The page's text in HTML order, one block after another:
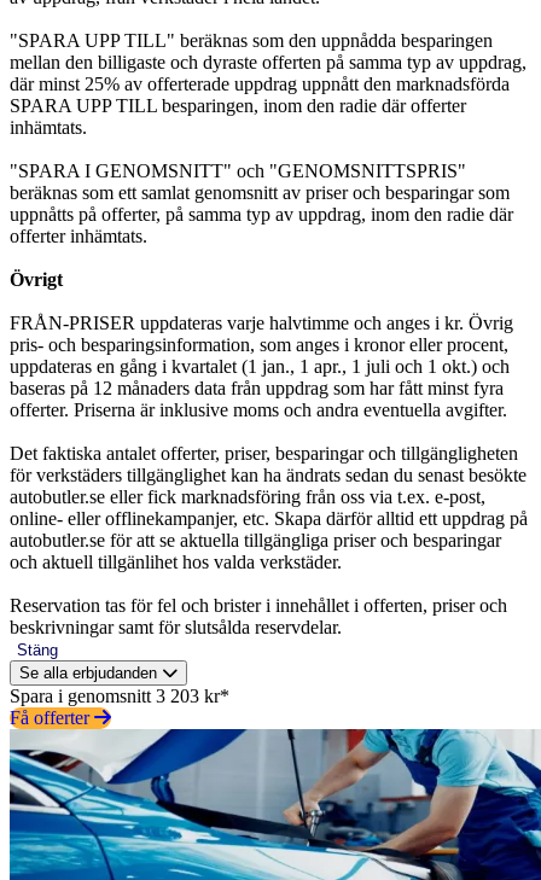
"SPARA UPP TILL" beräknas som den uppnådda besparingen
mellan den billigaste och dyraste offerten på samma typ av uppdrag,
där minst 25% av offerterade uppdrag uppnått den marknadsförda
SPARA UPP TILL besparingen, inom den radie där offerter
inhämtats.
"SPARA I GENOMSNITT" och "GENOMSNITTSPRIS"
beräknas som ett samlat genomsnitt av priser och besparingar som
uppnåtts på offerter, på samma typ av uppdrag, inom den radie där
offerter inhämtats.
Övrigt
FRÅN-PRISER uppdateras varje halvtimme och anges i kr. Övrig
pris- och besparingsinformation, som anges i kronor eller procent,
uppdateras en gång i kvartalet (1 jan., 1 apr., 1 juli och 1 okt.) och
baseras på 12 månaders data från uppdrag som har fått minst fyra
offerter. Priserna är inklusive moms och andra eventuella avgifter.
Det faktiska antalet offerter, priser, besparingar och tillgängligheten
för verkstäders tillgänglighet kan ha ändrats sedan du senast besökte
autobutler.se eller fick marknadsföring från oss via t.ex. e-post,
online- eller offlinekampanjer, etc. Skapa därför alltid ett uppdrag på
autobutler.se för att se aktuella tillgängliga priser och besparingar
och aktuell tillgänlihet hos valda verkstäder.
Reservation tas för fel och brister i innehållet i offerten, priser och
beskrivningar samt för slutsålda reservdelar.
Stäng
Se alla erbjudanden
Spara i genomsnitt 3 203 kr*
Få offerter